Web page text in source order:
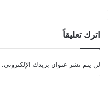
اترك تعليقاً
لن يتم نشر عنوان بريدك الإلكتروني.